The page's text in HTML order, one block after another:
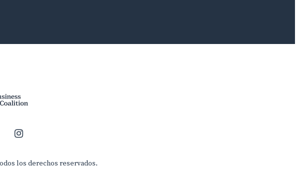
los derechos reservados.